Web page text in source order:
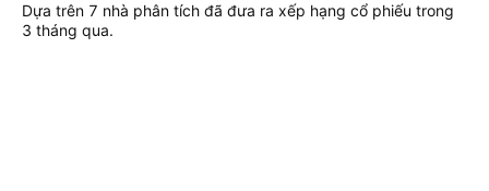
Dựa trên 7 nhà phân tích đã đưa ra xếp hạng cổ phiếu trong
3 tháng qua.